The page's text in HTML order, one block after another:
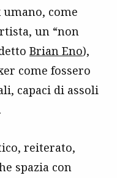
come
un “non
Brian Eno),
come fossero
capaci di assoli
reiterato,
spazia con